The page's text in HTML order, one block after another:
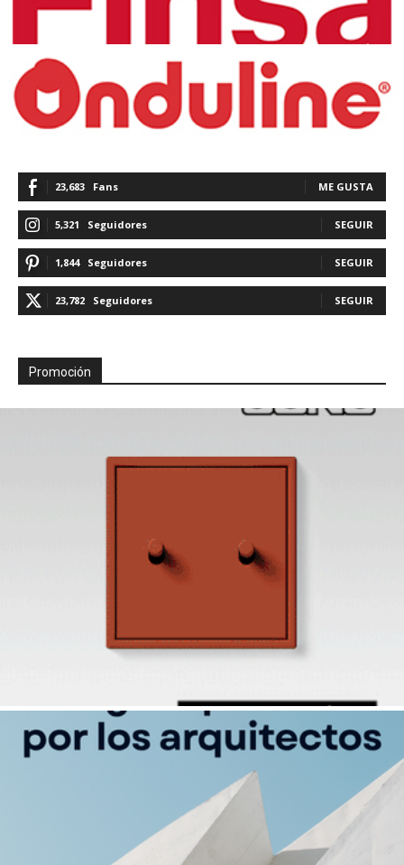
23,683 Fans ME GUSTA
5,321 Seguidores SEGUIR
1,844 Seguidores SEGUIR
23,782 Seguidores SEGUIR
Promoción